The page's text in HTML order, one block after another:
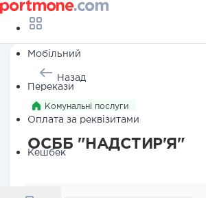
Мобільний
Перекази
Оплата за реквізитами
Кешбек
Назад
Комунальні послуги
ОСББ "НАДСТИР'Я"